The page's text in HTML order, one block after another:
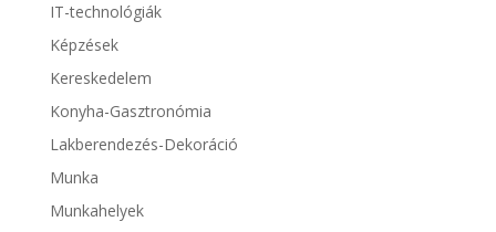
IT-technológiák
Képzések
Kereskedelem
Konyha-Gasztronómia
Lakberendezés-Dekoráció
Munka
Munkahelyek